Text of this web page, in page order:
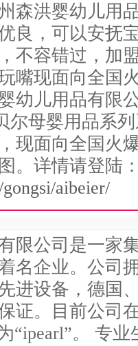
森洪婴幼儿用
良，可以安抚
不容错过，加
现面向全国
幼儿用品有限
尔母婴用品系
现面向全国火
。详情请登陆
aibeier/
限公司是一家
名企业。公司
进设备，德国
证。目前公司
“ipearl”。 专